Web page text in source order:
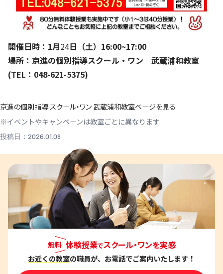
開催日時：1月24日（土）16:00~17:00
場所：京進の個別指導スクール・ワン 武蔵浦和教室
(TEL：048-621-5375)
京進の個別指導 スクール・ワン 武蔵浦和教室ページを見る
※イベントやキャンペーンは教室ごとに異なります
投稿日：2026.01.09
無料 体験授業でスクール・ワンを実感
お近くの教室の職員が、お電話でご案内いたします！